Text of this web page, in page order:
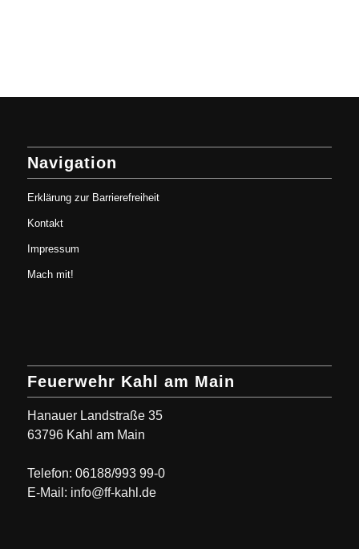
Navigation
Erklärung zur Barrierefreiheit
Kontakt
Impressum
Mach mit!
Feuerwehr Kahl am Main
Hanauer Landstraße 35
63796 Kahl am Main
Telefon: 06188/993 99-0
E-Mail: info@ff-kahl.de